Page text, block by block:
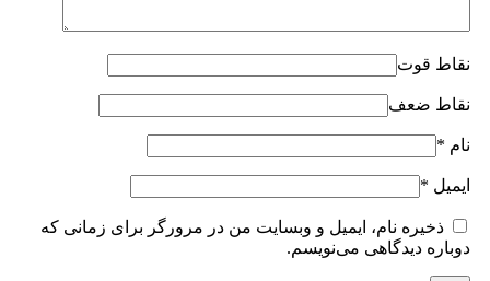
نقاط قوت
نقاط ضعف
نام *
ایمیل *
ذخیره نام، ایمیل و وبسایت من در مرورگر برای زمانی که
دوباره دیدگاهی می‌نویسم.